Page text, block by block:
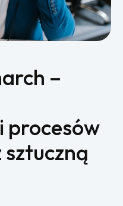
–
procesów
sztuczną